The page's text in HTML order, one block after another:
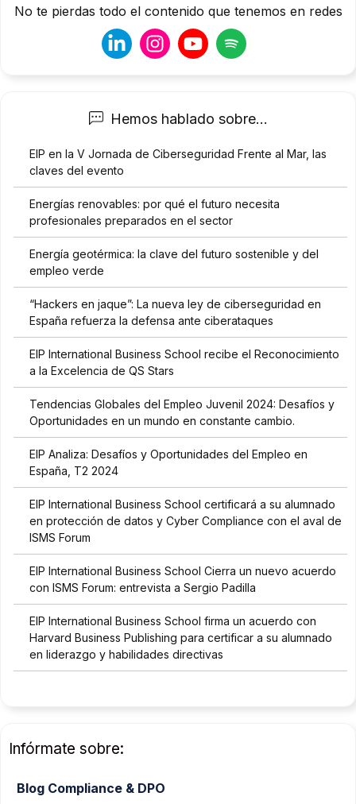
No te pierdas todo el contenido que tenemos en redes
Hemos hablado sobre...
EIP en la V Jornada de Ciberseguridad Frente al Mar, las
claves del evento
Energías renovables: por qué el futuro necesita
profesionales preparados en el sector
Energía geotérmica: la clave del futuro sostenible y del
empleo verde
“Hackers en jaque”: La nueva ley de ciberseguridad en
España refuerza la defensa ante ciberataques
EIP International Business School recibe el Reconocimiento
a la Excelencia de QS Stars
Tendencias Globales del Empleo Juvenil 2024: Desafíos y
Oportunidades en un mundo en constante cambio.
EIP Analiza: Desafíos y Oportunidades del Empleo en
España, T2 2024
EIP International Business School certificará a su alumnado
en protección de datos y Cyber Compliance con el aval de
ISMS Forum
EIP International Business School Cierra un nuevo acuerdo
con ISMS Forum: entrevista a Sergio Padilla
EIP International Business School firma un acuerdo con
Harvard Business Publishing para certificar a su alumnado
en liderazgo y habilidades directivas
Infórmate sobre:
Blog Compliance & DPO